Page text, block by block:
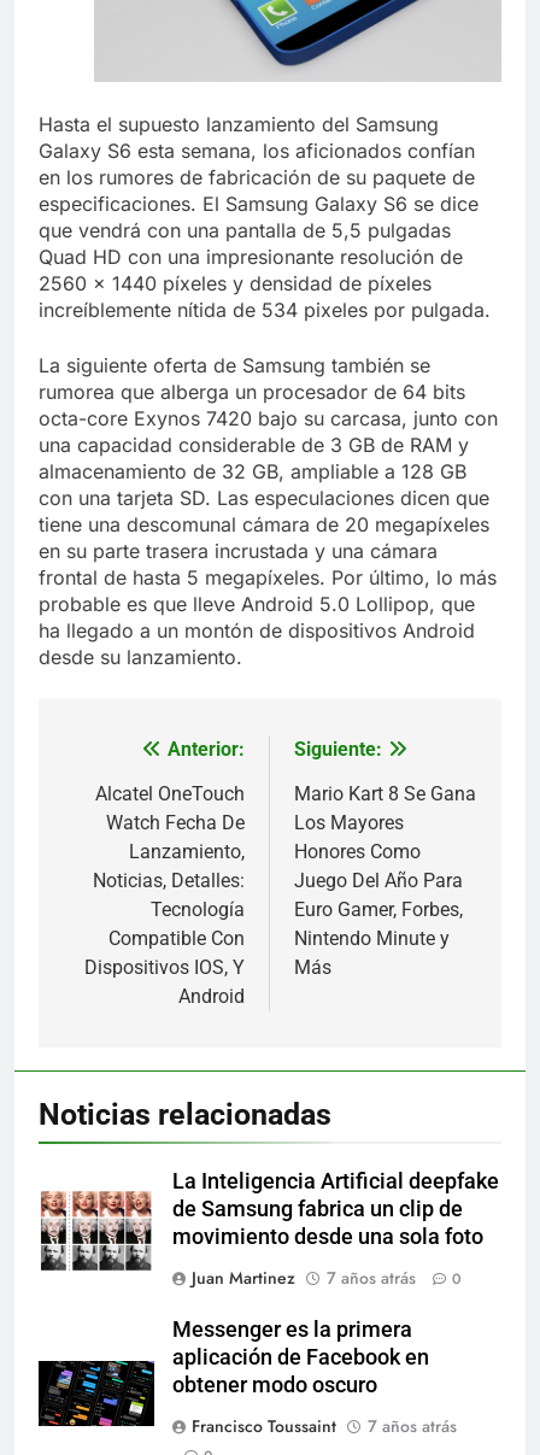
Hasta el supuesto lanzamiento del Samsung
Galaxy S6 esta semana, los aficionados confían
en los rumores de fabricación de su paquete de
especificaciones. El Samsung Galaxy S6 se dice
que vendrá con una pantalla de 5,5 pulgadas
Quad HD con una impresionante resolución de
2560 x 1440 píxeles y densidad de píxeles
increíblemente nítida de 534 pixeles por pulgada.
La siguiente oferta de Samsung también se
rumorea que alberga un procesador de 64 bits
octa-core Exynos 7420 bajo su carcasa, junto con
una capacidad considerable de 3 GB de RAM y
almacenamiento de 32 GB, ampliable a 128 GB
con una tarjeta SD. Las especulaciones dicen que
tiene una descomunal cámara de 20 megapíxeles
en su parte trasera incrustada y una cámara
frontal de hasta 5 megapíxeles. Por último, lo más
probable es que lleve Android 5.0 Lollipop, que
ha llegado a un montón de dispositivos Android
desde su lanzamiento.
Navegación
entradas
Anterior:
Alcatel OneTouch
Watch Fecha De
Lanzamiento,
Noticias, Detalles:
Tecnología
Compatible Con
Dispositivos IOS, Y
Android
Siguiente:
Mario Kart 8 Se Gana
Los Mayores
Honores Como
Juego Del Año Para
Euro Gamer, Forbes,
Nintendo Minute y
Más
Noticias relacionadas
La Inteligencia Artificial deepfake
de Samsung fabrica un clip de
movimiento desde una sola foto
Juan Martinez
7 años atrás 0
Messenger es la primera
aplicación de Facebook en
obtener modo oscuro
Francisco Toussaint
7 años atrás